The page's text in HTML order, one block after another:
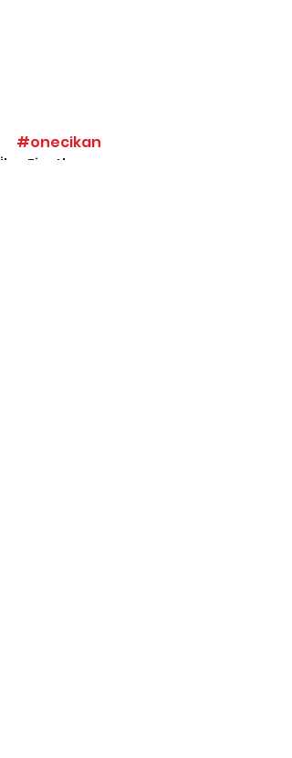
#onecikan
İlaç Fiyatları